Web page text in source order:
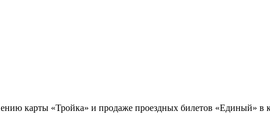
карты «Тройка» и продаже проездных билетов «Единый» в